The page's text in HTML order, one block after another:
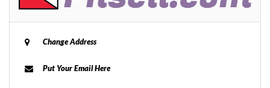
Change Address
Put Your Email Here